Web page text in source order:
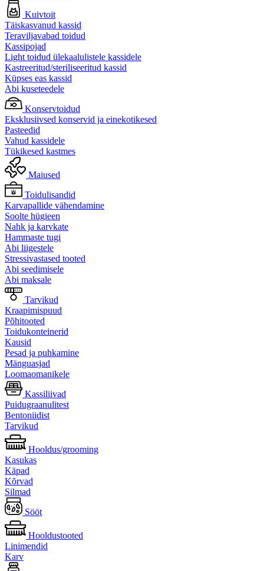
Kuivtoit
Täiskasvanud kassid
Teraviljavabad toidud
Kassipojad
Light toidud ülekaalulistele kassidele
Kastreeritud/steriliseeritud kassid
Küpses eas kassid
Abi kuseteedele
Konservtoidud
Eksklusiivsed konservid ja einekotikesed
Pasteedid
Vahud kassidele
Tükikesed kastmes
Maiused
Toidulisandid
Karvapallide vähendamine
Soolte hügieen
Nahk ja karvkate
Hammaste tugi
Abi liigestele
Stressivastased tooted
Abi seedimisele
Abi maksale
Tarvikud
Kraapimispuud
Põhitooted
Toidukonteinerid
Kausid
Pesad ja puhkamine
Mänguasjad
Loomaomanikele
Kassiliivad
Puidugraanulitest
Bentoniidist
Tarvikud
Hooldus/grooming
Kasukas
Käpad
Kõrvad
Silmad
Sööt
Hooldustooted
Linimendid
Karv